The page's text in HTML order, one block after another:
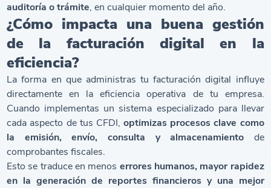
auditoría o trámite, en cualquier momento del año.
¿Cómo impacta una buena gestión
de la facturación digital en la
eficiencia?
La forma en que administras tu facturación digital influye
directamente en la eficiencia operativa de tu empresa.
Cuando implementas un sistema especializado para llevar
cada aspecto de tus CFDI,optimizas procesos clave como
la emisión, envío, consulta y almacenamiento de
comprobantes fiscales.
Esto se traduce en menos errores humanos, mayor rapidez
en la generación de reportes financieros y una mejor